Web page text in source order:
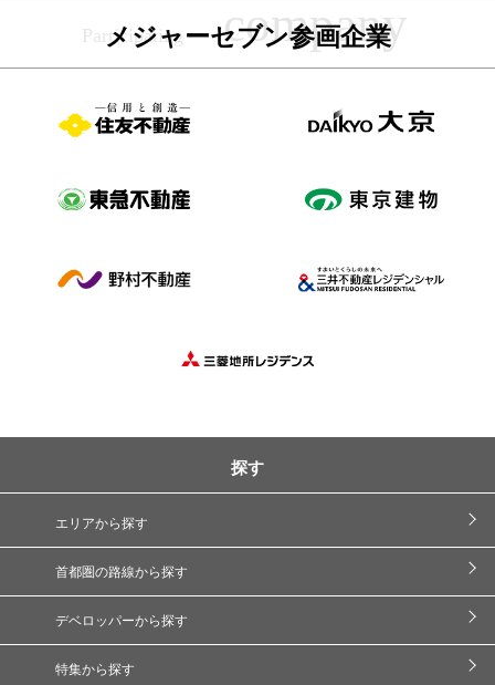
メジャーセブン参画企業
探す
エリアから探す
首都圏の路線から探す
デベロッパーから探す
特集から探す